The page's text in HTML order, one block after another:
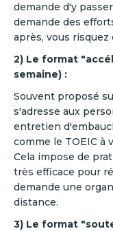
demande d'y
demande des
après, vous
2) Le format
semaine) :
Souvent proposé
s'adresse aux
entretien
comme le TOEIC à
Cela impose de
très efficace pour
demande une
distance.
3) Le format